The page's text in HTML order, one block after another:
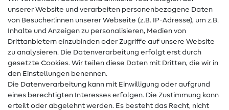
Hilfe & Kontakt
Kontakt
Infos zum Betreiberwechsel
FAQ
Widerrufsrecht
unserer Website und verarbeiten personenbezogene Daten
von Besucher:innen unserer Webseite (z.B. IP-Adresse), um z.B.
Inhalte und Anzeigen zu personalisieren, Medien von
Drittanbietern einzubinden oder Zugriffe auf unsere Website
zu analysieren. Die Datenverarbeitung erfolgt erst durch
gesetzte Cookies. Wir teilen diese Daten mit Dritten, die wir in
den Einstellungen benennen.
Die Datenverarbeitung kann mit Einwilligung oder aufgrund
eines berechtigten Interesses erfolgen. Die Zustimmung kann
erteilt oder abgelehnt werden. Es besteht das Recht, nicht